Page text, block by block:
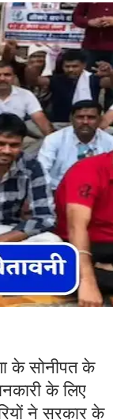
के सोनीपत के
के लिए
ने सरकार के